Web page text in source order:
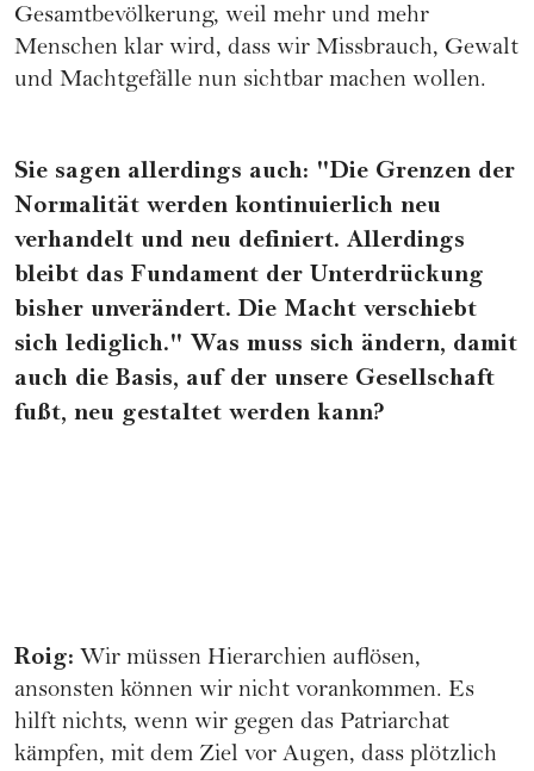
Gesamtbevölkerung, weil mehr und mehr
Menschen klar wird, dass wir Missbrauch, Gewalt
und Machtgefälle nun sichtbar machen wollen.
Sie sagen allerdings auch: "Die Grenzen der
Normalität werden kontinuierlich neu
verhandelt und neu definiert. Allerdings
bleibt das Fundament der Unterdrückung
bisher unverändert. Die Macht verschiebt
sich lediglich." Was muss sich ändern, damit
auch die Basis, auf der unsere Gesellschaft
fußt, neu gestaltet werden kann?
Roig: Wir müssen Hierarchien auflösen,
ansonsten können wir nicht vorankommen. Es
hilft nichts, wenn wir gegen das Patriarchat
kämpfen, mit dem Ziel vor Augen, dass plötzlich